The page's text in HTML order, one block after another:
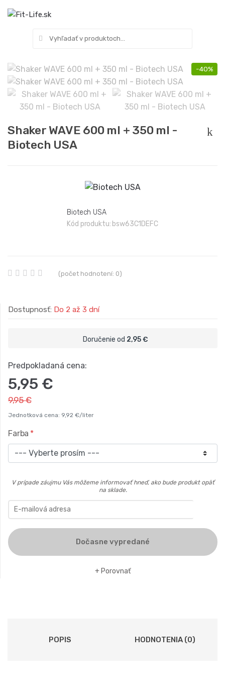
-40%
Shaker WAVE 600 ml + 350 ml -
Biotech USA
Biotech USA
Kód produktu: bsw63C1DEFC
(počet hodnotení: 0)
Dostupnosť: Do 2 až 3 dní
Doručenie od 2,95 €
Predpokladaná cena:
5,95 €
9,95 €
Jednotková cena: 9,92 €/liter
Farba
V prípade záujmu Vás môžeme informovať hneď, ako bude produkt opäť
na sklade.
Dočasne vypredané
Porovnať
POPIS HODNOTENIA (0)